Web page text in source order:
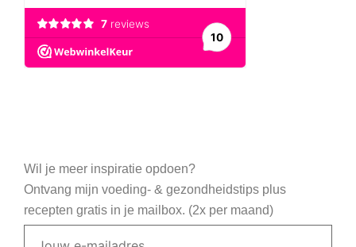
Wil je meer inspiratie opdoen?
Ontvang mijn voeding- & gezondheidstips plus
recepten gratis in je mailbox. (2x per maand)